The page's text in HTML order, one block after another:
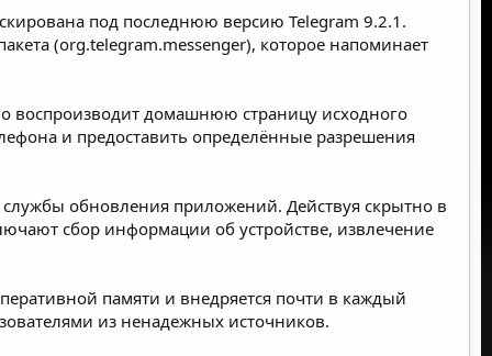
под последнюю версию Telegram 9.2.1.
(org.telegram.messenger), которое напоминает
воспроизводит домашнюю страницу исходного
и предоставить определённые разрешения
обновления приложений. Действуя скрытно в
сбор информации об устройстве, извлечение
памяти и внедряется почти в каждый
из ненадежных источников.